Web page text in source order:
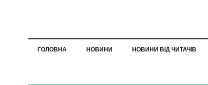
ГОЛОВНА НОВИНИ НОВИНИ ВІД ЧИТАЧІВ